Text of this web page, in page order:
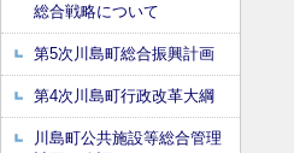
総合戦略について
第5次川島町総合振興計画
第4次川島町行政改革大綱
川島町公共施設等総合管理